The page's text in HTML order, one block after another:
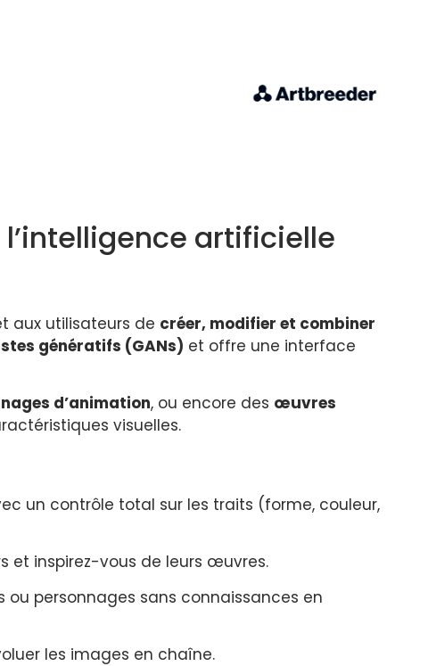
artificielle
aux utilisateurs de créer, modifier et combiner
génératifs (GANs) et offre une interface
d’animation, ou encore des œuvres
visuelles.
un contrôle total sur les traits (forme, couleur,
et inspirez-vous de leurs œuvres.
personnages sans connaissances en
les images en chaîne.